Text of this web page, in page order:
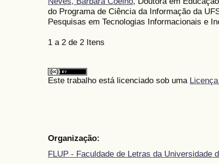
do Programa de Ciência da Informação da
Pesquisas em Tecnologias Informacionais e
1 a 2 de 2 Itens
Este trabalho está licenciado sob uma
Organização:
FLUP - Faculdade de Letras da Universidade